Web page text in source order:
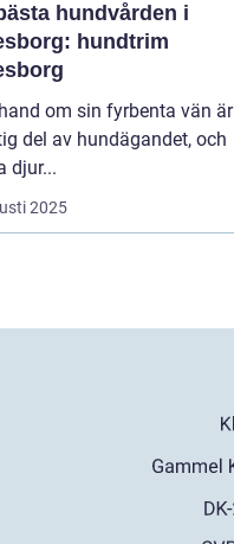
hundvården i
hundtrim
om sin fyrbenta vän är
del av hundägandet, och
djur...
2025